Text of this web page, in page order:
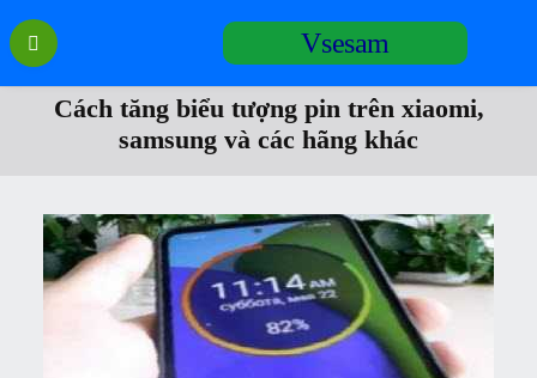
Перейти
содержанию
Vsesam
Cách tăng biểu tượng pin trên xiaomi,
samsung và các hãng khác